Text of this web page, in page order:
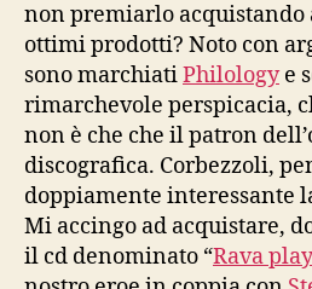
non premiarlo acquistando
ottimi prodotti? Noto con
sono marchiatiPhilologye
rimarchevole perspicacia,
non è che che il patron
discografica. Corbezzoli,
doppiamente interessante
Mi accingo ad acquistare,
il cd denominato “Rava